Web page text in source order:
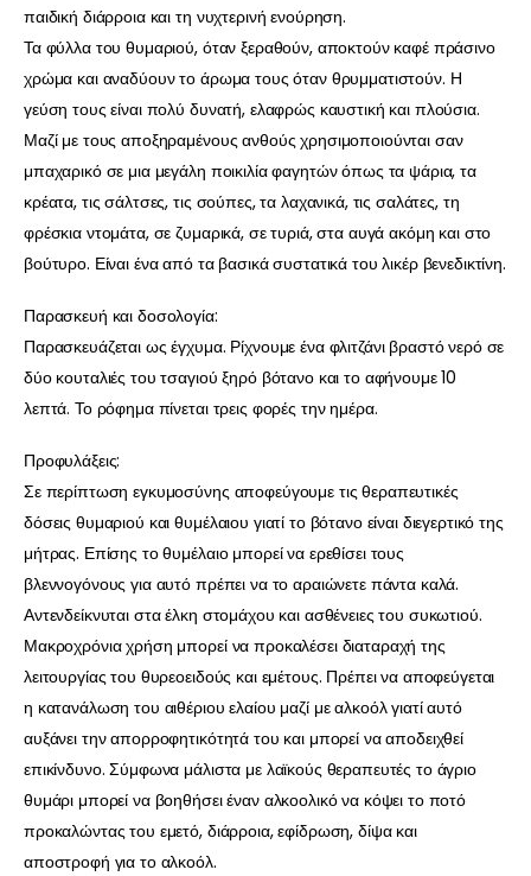
παιδική διάρροια και τη νυχτερινή ενούρηση.
Τα φύλλα του θυμαριού, όταν ξεραθούν, αποκτούν καφέ πράσινο
χρώμα και αναδύουν το άρωμα τους όταν θρυμματιστούν. Η
γεύση τους είναι πολύ δυνατή, ελαφρώς καυστική και πλούσια.
Μαζί με τους αποξηραμένους ανθούς χρησιμοποιούνται σαν
μπαχαρικό σε μια μεγάλη ποικιλία φαγητών όπως τα ψάρια, τα
κρέατα, τις σάλτσες, τις σούπες, τα λαχανικά, τις σαλάτες, τη
φρέσκια ντομάτα, σε ζυμαρικά, σε τυριά, στα αυγά ακόμη και στο
βούτυρο. Είναι ένα από τα βασικά συστατικά του λικέρ βενεδικτίνη.
Παρασκευή και δοσολογία:
Παρασκευάζεται ως έγχυμα. Ρίχνουμε ένα φλιτζάνι βραστό νερό σε
δύο κουταλιές του τσαγιού ξηρό βότανο και το αφήνουμε 10
λεπτά. Το ρόφημα πίνεται τρεις φορές την ημέρα.
Προφυλάξεις:
Σε περίπτωση εγκυμοσύνης αποφεύγουμε τις θεραπευτικές
δόσεις θυμαριού και θυμέλαιου γιατί το βότανο είναι διεγερτικό της
μήτρας. Επίσης το θυμέλαιο μπορεί να ερεθίσει τους
βλεννογόνους για αυτό πρέπει να το αραιώνετε πάντα καλά.
Αντενδείκνυται στα έλκη στομάχου και ασθένειες του συκωτιού.
Μακροχρόνια χρήση μπορεί να προκαλέσει διαταραχή της
λειτουργίας του θυρεοειδούς και εμέτους. Πρέπει να αποφεύγεται
η κατανάλωση του αιθέριου ελαίου μαζί με αλκοόλ γιατί αυτό
αυξάνει την απορροφητικότητά του και μπορεί να αποδειχθεί
επικίνδυνο. Σύμφωνα μάλιστα με λαϊκούς θεραπευτές το άγριο
θυμάρι μπορεί να βοηθήσει έναν αλκοολικό να κόψει το ποτό
προκαλώντας του εμετό, διάρροια, εφίδρωση, δίψα και
αποστροφή για το αλκοόλ.